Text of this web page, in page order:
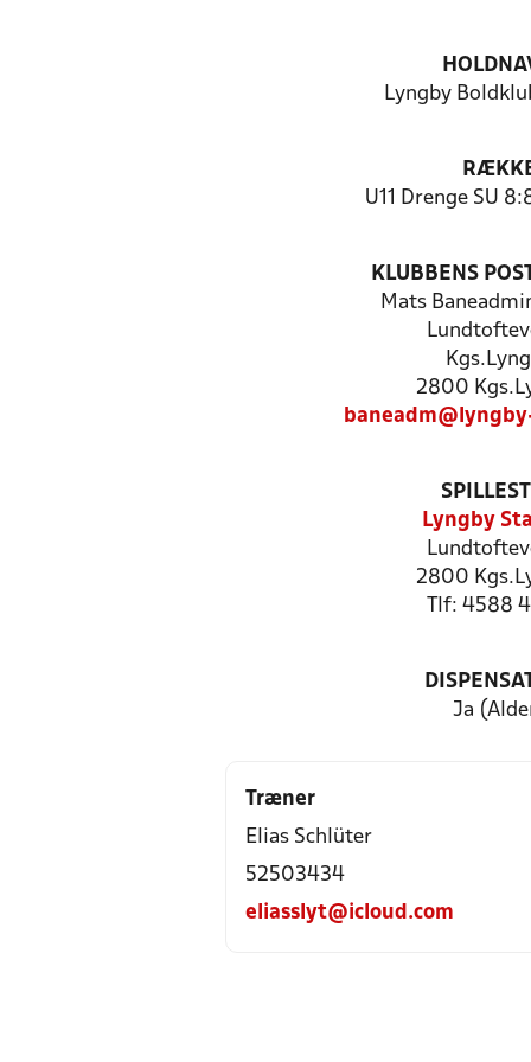
Lyngby
U11 Drenge SU
KLUBBENS
Mats
2800
Lyngby
2800
Tlf: 4588
Ja
Træner
Elias Schlüter
52503434
eliasslyt@icloud.com